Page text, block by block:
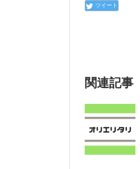
ツイート
関連記事